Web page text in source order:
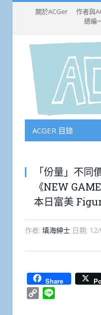
關於ACGer 作者與
總編
ACGER 目錄
「份量」不同
《NEW
本日富美
作者: 填海紳士 日期:
Share
Copy